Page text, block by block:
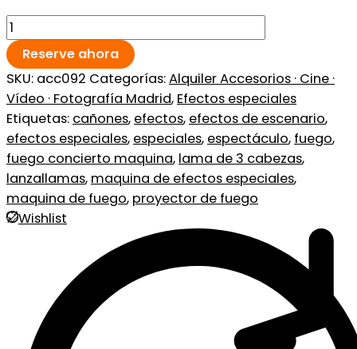
Reserve ahora
SKU: acc092 Categorías:Alquiler Accesorios · Cine ·
Vídeo · Fotografía Madrid, Efectos especiales
Etiquetas: cañones, efectos, efectos de escenario,
efectos especiales, especiales, espectáculo, fuego,
fuego concierto maquina, lama de 3 cabezas,
lanzallamas, maquina de efectos especiales,
maquina de fuego, proyector de fuego
Wishlist